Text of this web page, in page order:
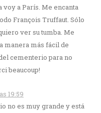
voy a París. Me encanta
François Truffaut. Sólo
ver su tumba. Me
manera más fácil de
cementerio para no
beaucoup!
19:59
no es muy grande y está